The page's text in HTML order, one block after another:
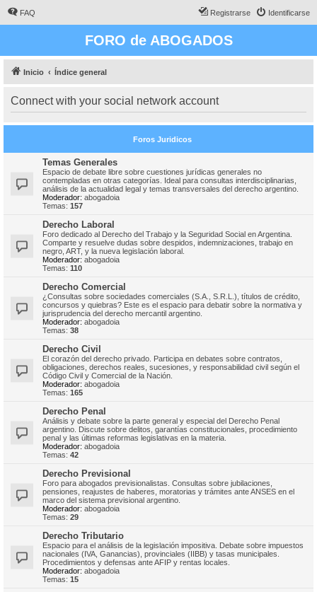
FAQ Identificarse
Registrarse
FORO de ABOGADOS
Inicio Índice general
Connect with your social network account
Foros Juridicos
Temas Generales
Espacio de debate libre sobre cuestiones jurídicas generales no
contempladas en otras categorías. Ideal para consultas interdisciplinarias,
análisis de la actualidad legal y temas transversales del derecho argentino.
Moderador: abogadoia
Temas: 157
Derecho Laboral
Foro dedicado al Derecho del Trabajo y la Seguridad Social en Argentina.
Comparte y resuelve dudas sobre despidos, indemnizaciones, trabajo en
negro, ART, y la nueva legislación laboral.
Moderador: abogadoia
Temas: 110
Derecho Comercial
¿Consultas sobre sociedades comerciales (S.A., S.R.L.), títulos de crédito,
concursos y quiebras? Este es el espacio para debatir sobre la normativa y
jurisprudencia del derecho mercantil argentino.
Moderador: abogadoia
Temas: 38
Derecho Civil
El corazón del derecho privado. Participa en debates sobre contratos,
obligaciones, derechos reales, sucesiones, y responsabilidad civil según el
Código Civil y Comercial de la Nación.
Moderador: abogadoia
Temas: 165
Derecho Penal
Análisis y debate sobre la parte general y especial del Derecho Penal
argentino. Discute sobre delitos, garantías constitucionales, procedimiento
penal y las últimas reformas legislativas en la materia.
Moderador: abogadoia
Temas: 42
Derecho Previsional
Foro para abogados previsionalistas. Consultas sobre jubilaciones,
pensiones, reajustes de haberes, moratorias y trámites ante ANSES en el
marco del sistema previsional argentino.
Moderador: abogadoia
Temas: 29
Derecho Tributario
Espacio para el análisis de la legislación impositiva. Debate sobre impuestos
nacionales (IVA, Ganancias), provinciales (IIBB) y tasas municipales.
Procedimientos y defensas ante AFIP y rentas locales.
Moderador: abogadoia
Temas: 15